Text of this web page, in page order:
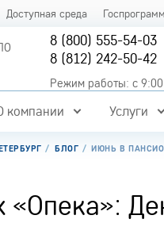
Доступная среда
8 (800) 555-54-03
8 (812) 242-50-42
Режим работы: с
компании Услуги
БЛОГ ИЮНЬ В
«Опека»: